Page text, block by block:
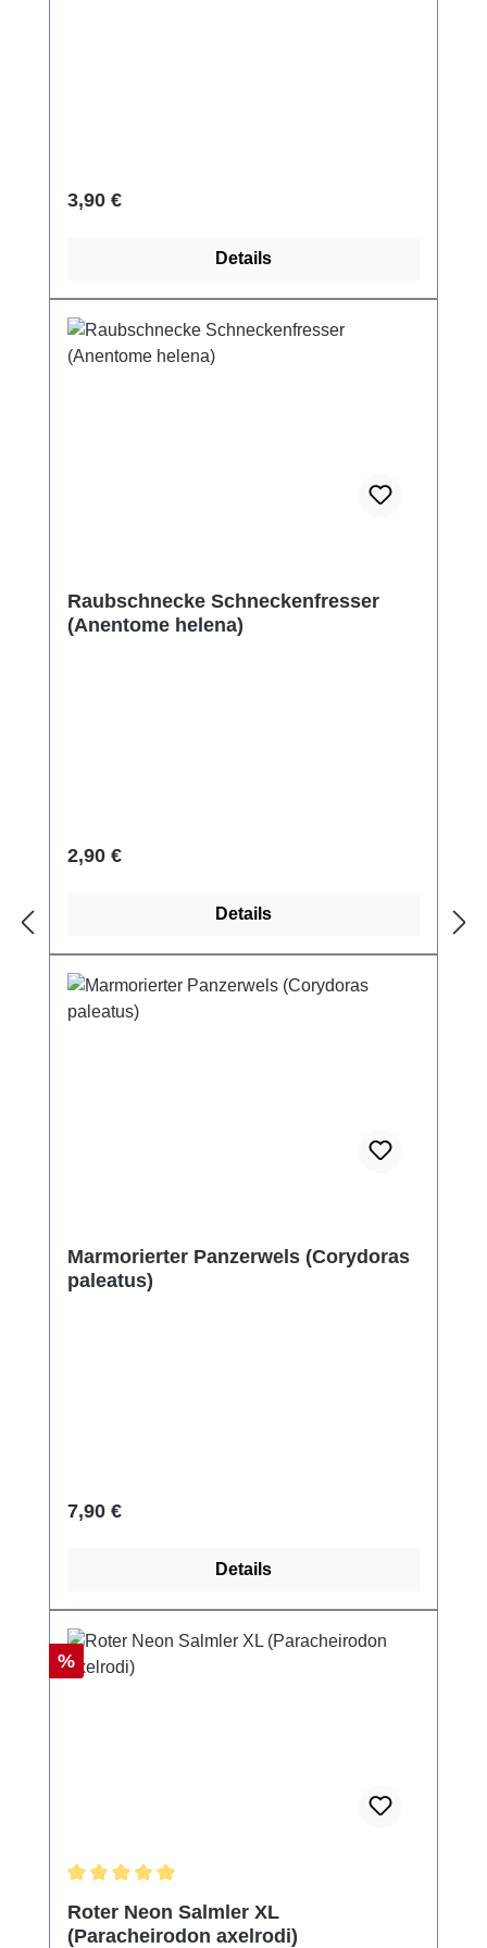
Regulärer Preis:
3,90 €
Details
Raubschnecke Schneckenfresser
(Anentome helena)
Regulärer Preis:
2,90 €
Details
Marmorierter Panzerwels (Corydoras
paleatus)
Regulärer Preis:
7,90 €
Details
Rabatt
%
Roter Neon Salmler XL
(Paracheirodon axelrodi)